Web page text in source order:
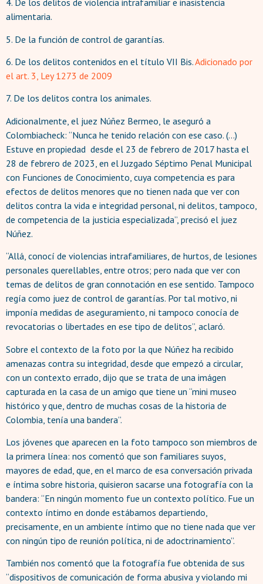
4. De los delitos de violencia intrafamiliar e inasistencia
alimentaria.
5. De la función de control de garantías.
6. De los delitos contenidos en el título VII Bis.Adicionado por
el art. 3, Ley 1273 de 2009
7. De los delitos contra los animales.
Adicionalmente, el juez Núñez Bermeo, le aseguró a
Colombiacheck: “Nunca he tenido relación con ese caso. (...)
Estuve en propiedad desde el 23 de febrero de 2017 hasta el
28 de febrero de 2023, en el Juzgado Séptimo Penal Municipal
con Funciones de Conocimiento, cuya competencia es para
efectos de delitos menores que no tienen nada que ver con
delitos contra la vida e integridad personal, ni delitos, tampoco,
de competencia de la justicia especializada”, precisó el juez
Núñez.
“Allá, conocí de violencias intrafamiliares, de hurtos, de lesiones
personales querellables, entre otros; pero nada que ver con
temas de delitos de gran connotación en ese sentido. Tampoco
regía como juez de control de garantías. Por tal motivo, ni
imponía medidas de aseguramiento, ni tampoco conocía de
revocatorias o libertades en ese tipo de delitos”, aclaró.
Sobre el contexto de la foto por la que Núñez ha recibido
amenazas contra su integridad, desde que empezó a circular,
con un contexto errado, dijo que se trata de una imágen
capturada en la casa de un amigo que tiene un “mini museo
histórico y que, dentro de muchas cosas de la historia de
Colombia, tenía una bandera”.
Los jóvenes que aparecen en la foto tampoco son miembros de
la primera línea: nos comentó que son familiares suyos,
mayores de edad, que, en el marco de esa conversación privada
e íntima sobre historia, quisieron sacarse una fotografía con la
bandera: “En ningún momento fue un contexto político. Fue un
contexto íntimo en donde estábamos departiendo,
precisamente, en un ambiente íntimo que no tiene nada que ver
con ningún tipo de reunión política, ni de adoctrinamiento”.
También nos comentó que la fotografía fue obtenida de sus
“dispositivos de comunicación de forma abusiva y violando mi